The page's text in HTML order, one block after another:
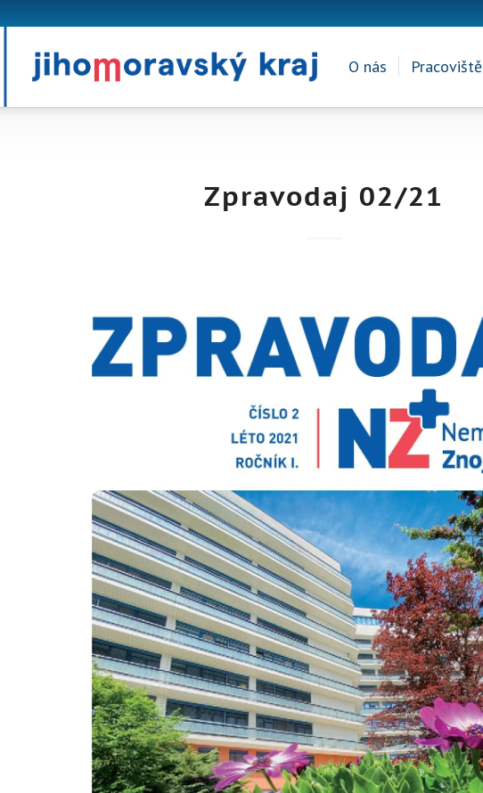
O nás Pracoviště
Zpravodaj 02/21